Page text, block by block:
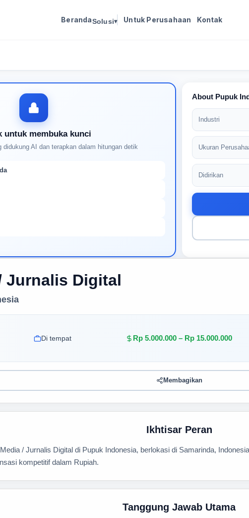
BerandaSolusi▾ Untuk Perusahaan Kontak
Jurnalis Digital
Di tempat Rp 5.000.000 – Rp 15.000.000
Membagikan
Ikhtisar Peran
/ Jurnalis Digital di Pupuk Indonesia, berlokasi di Samarinda,
kompetitif dalam Rupiah.
Tanggung Jawab Utama
untuk membuka kunci
didukung AI dan terapkan dalam hitungan detik
About Pupuk
Industri
Ukuran
Didirikan